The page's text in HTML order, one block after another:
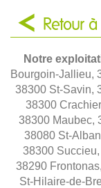
Retour
Notre
Bourgoin-Jallieu,
38300 St-Savin,
38300
38300 Maubec,
38080 St-
38300
38290
St-Hilaire-de-